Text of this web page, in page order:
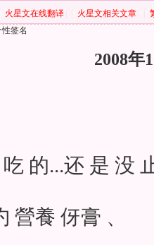
火星文在线翻译 火星文相关文章
性签名
2008年
的...还 是 没
營養 伢膏 、